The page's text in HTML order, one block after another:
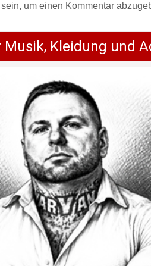
um einen Kommentar
Musik, Kleidung und